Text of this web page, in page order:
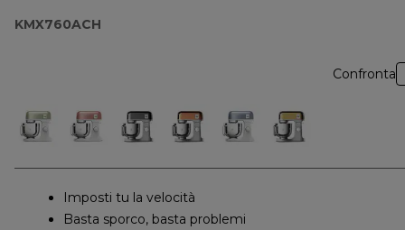
KMX760ACH
Confronta
Imposti tu la velocità
Basta sporco, basta problemi